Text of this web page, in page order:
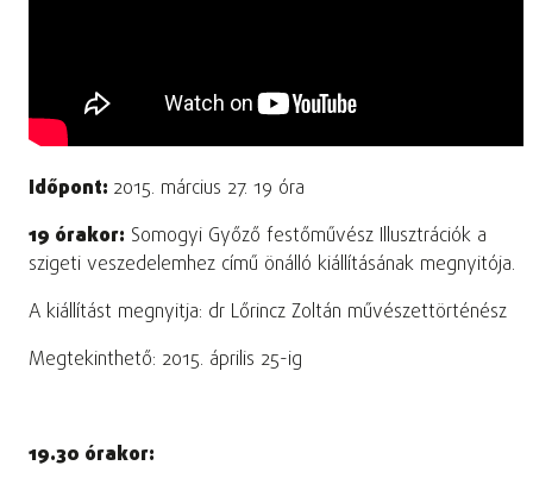
Időpont: 2015. március 27. 19 óra
19 órakor: Somogyi Győző festőművész Illusztrációk a
szigeti veszedelemhez című önálló kiállításának megnyitója.
A kiállítást megnyitja: dr Lőrincz Zoltán művészettörténész
Megtekinthető: 2015. április 25-ig
19.30 órakor: